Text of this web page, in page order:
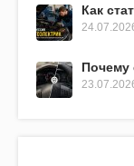
Как
Почему